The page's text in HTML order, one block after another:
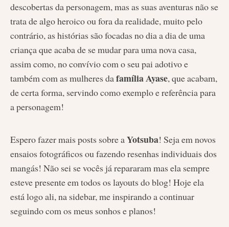
descobertas da personagem, mas as suas aventuras não se
trata de algo heroico ou fora da realidade, muito pelo
contrário, as histórias são focadas no dia a dia de uma
criança que acaba de se mudar para uma nova casa,
assim como, no convívio com o seu pai adotivo e
também com as mulheres dafamília Ayase, que acabam,
de certa forma, servindo como exemplo e referência para
a personagem!
Espero fazer mais posts sobre aYotsuba! Seja em novos
ensaios fotográficos ou fazendo resenhas individuais dos
mangás! Não sei se vocês já repararam mas ela sempre
esteve presente em todos os layouts do blog! Hoje ela
está logo ali, na sidebar, me inspirando a continuar
seguindo com os meus sonhos e planos!